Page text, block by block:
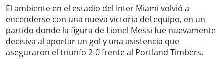
El ambiente en el estadio del Inter Miami volvió a
encenderse con una nueva victoria del equipo, en un
partido donde la figura de Lionel Messi fue nuevamente
decisiva al aportar un gol y una asistencia que
aseguraron el triunfo 2-0 frente al Portland Timbers.